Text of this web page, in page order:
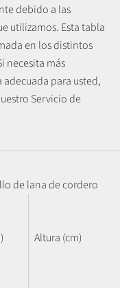
debido a las
utilizamos. Esta tabla
en los distintos
necesita más
para usted,
Servicio de
de lana de cordero
Altura (cm)